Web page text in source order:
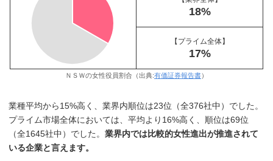
18%
【プライム全体】
17%
ＮＳＷの女性役員割合（出典:有価証券報告書）
業種平均から15%高く、業界内順位は23位（全376社中）でした。
プライム市場全体においては、平均より16%高く、順位は69位
（全1645社中）でした。業界内では比較的女性進出が推進されて
いる企業と言えます。